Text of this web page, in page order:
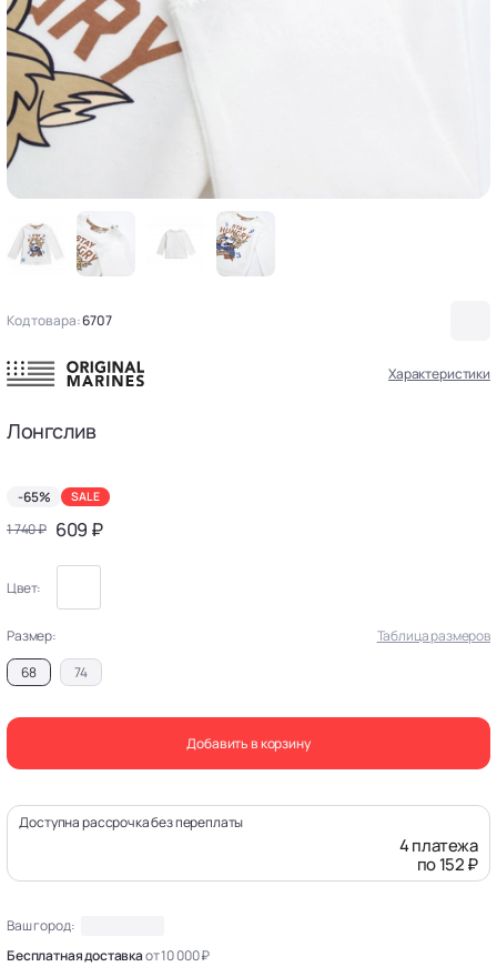
Код товара:6707
Характеристики
Лонгслив
-65% SALE
1 740 ₽ 609 ₽
Цвет:
Размер:
Таблица размеров
68
74
Добавить в корзину
Доступна рассрочка без переплаты
4 платежа
по 152 ₽
Ваш город:
Бесплатная доставкаот 10 000 ₽